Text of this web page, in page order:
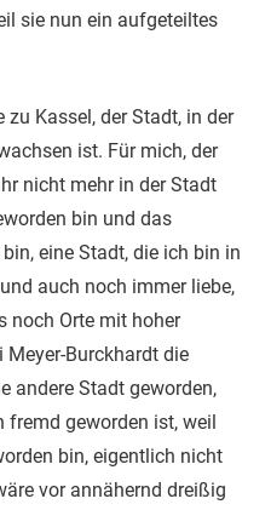
sie nun ein aufgeteiltes
Kassel, der Stadt, in der
ist. Für mich, der
nicht mehr in der Stadt
bin und das
eine Stadt, die ich bin in
auch noch immer liebe,
noch Orte mit hoher
Burckhardt die
andere Stadt geworden,
fremd geworden ist, weil
bin, eigentlich nicht
vor annähernd dreißig